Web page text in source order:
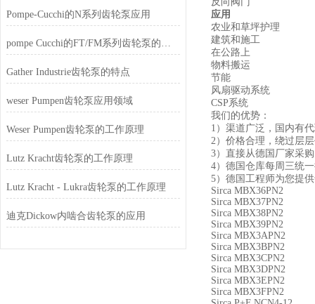
Pompe-Cucchi的N系列齿轮泵应用
pompe Cucchi的FT/FM系列齿轮泵的特点
Gather Industrie齿轮泵的特点
weser Pumpen齿轮泵应用领域
Weser Pumpen齿轮泵的工作原理
Lutz Kracht齿轮泵的工作原理
Lutz Kracht - Lukra齿轮泵的工作原理
迪克Dickow内啮合齿轮泵的应用
应用
农业和草坪护理
建筑和施工
在公路上
物料搬运
节能
风扇驱动系统
CSP系统
我们的优势：
1）渠道广泛，国内有
2）价格合理，绕过层
3）直接从德国厂家采
4）德国仓库每周三统
5）德国工程师为您提
Sirca MBX36PN2
Sirca MBX37PN2
Sirca MBX38PN2
Sirca MBX39PN2
Sirca MBX3APN2
Sirca MBX3BPN2
Sirca MBX3CPN2
Sirca MBX3DPN2
Sirca MBX3EPN2
Sirca MBX3FPN2